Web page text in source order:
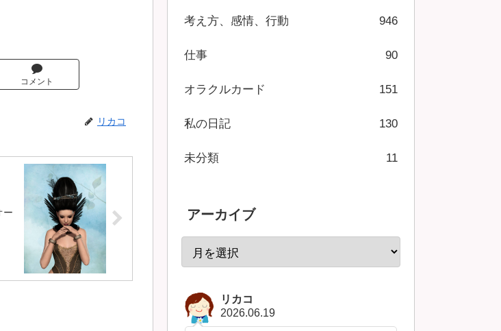
コメント
リカコ
ー
考え方、感情、行動 946
仕事 90
オラクルカード 151
私の日記 130
未分類 11
アーカイブ
リカコ
2026.06.19